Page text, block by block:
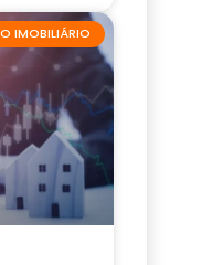
IMOBILIÁRIO